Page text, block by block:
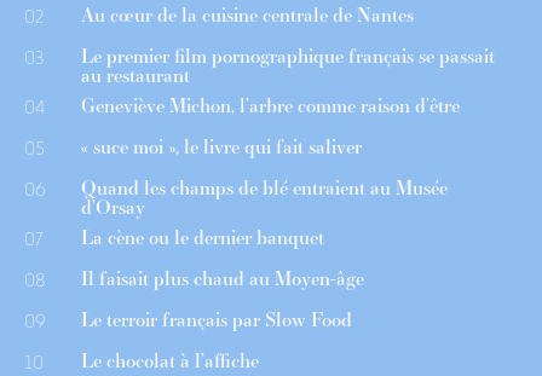
02 Au cœur de la cuisine centrale de Nantes
03 Le premier film pornographique français se passait
au restaurant
04 Geneviève Michon, l’arbre comme raison d’être
05 « suce moi », le livre qui fait saliver
06 Quand les champs de blé entraient au Musée
d’Orsay
07 La cène ou le dernier banquet
08 Il faisait plus chaud au Moyen-âge
09 Le terroir français par Slow Food
10 Le chocolat à l’affiche